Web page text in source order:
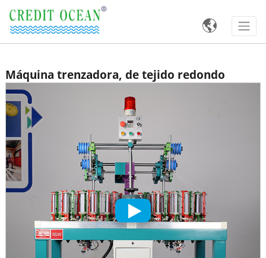

Máquina trenzadora, de tejido redondo